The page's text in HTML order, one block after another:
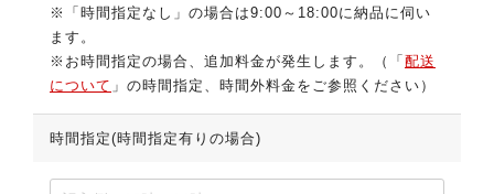
※「時間指定なし」の場合は9:00～18:00に納品に伺い
ます。
※お時間指定の場合、追加料金が発生します。（「 配送
について 」の時間指定、時間外料金をご参照ください）
時間指定(時間指定有りの場合)